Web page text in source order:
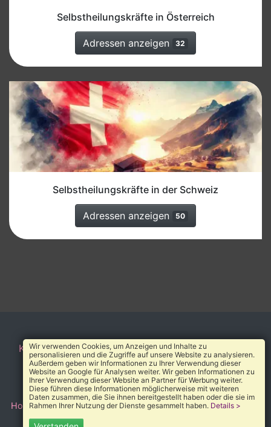
Selbstheilungskräfte in Österreich
Adressen anzeigen 32
Selbstheilungskräfte in der Schweiz
Adressen anzeigen 50
Kontakt AGB Impressum Datenschutz
© 2010-2026 Heilverzeichnis®
Home →Adressen →Selbstheilungskräfte →Ofterdingen
Wir verwenden Cookies, um Anzeigen und Inhalte zu
personalisieren und die Zugriffe auf unsere Website zu analysieren.
Außerdem geben wir Informationen zu Ihrer Verwendung dieser
Website an Google für Analysen weiter. Wir geben Informationen zu
Ihrer Verwendung dieser Website an Partner für Werbung weiter.
Diese führen diese Informationen möglicherweise mit weiteren
Daten zusammen, die Sie ihnen bereitgestellt haben oder die sie im
Rahmen Ihrer Nutzung der Dienste gesammelt haben. Details >